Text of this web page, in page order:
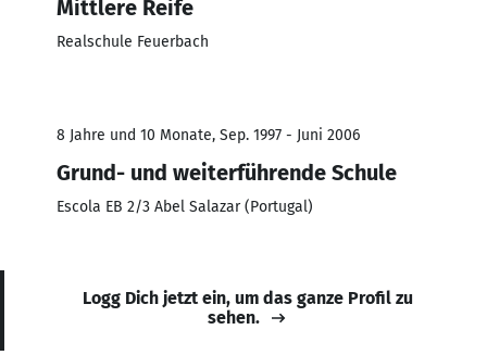
Mittlere Reife
Realschule Feuerbach
8 Jahre und 10 Monate, Sep. 1997 - Juni 2006
Grund- und weiterführende Schule
Escola EB 2/3 Abel Salazar (Portugal)
Logg Dich jetzt ein, um das ganze Profil zu
sehen.